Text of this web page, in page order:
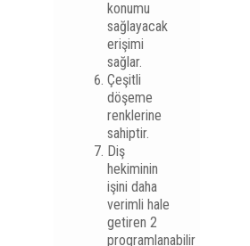
konumu
sağlayacak
erişimi
sağlar.
Çeşitli
döşeme
renklerine
sahiptir.
Diş
hekiminin
işini daha
verimli hale
getiren 2
programlanabilir